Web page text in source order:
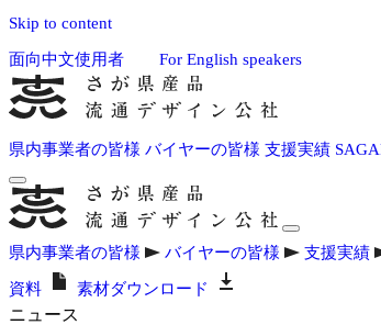
Skip to content
面向中文使用者 For English speakers
県内事業者の皆様 バイヤーの皆様 支援実績
県内事業者の皆様 バイヤーの皆様 支援実績
資料 素材ダウンロード
ニュース